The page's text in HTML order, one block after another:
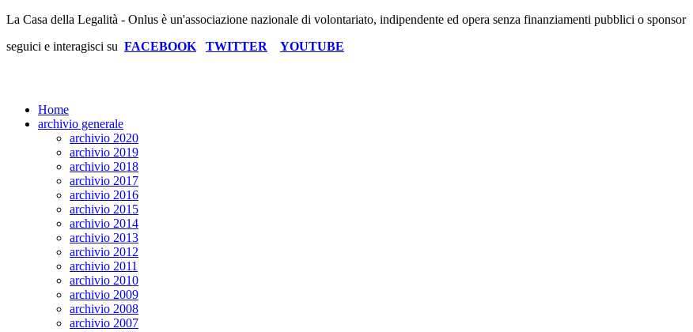
La Casa della Legalità - Onlus è un'associazione nazionale di volontariato, indipendente ed opera senza finanziamenti pubblici o sponsor
seguici e interagisci su FACEBOOK TWITTER YOUTUBE
Home
archivio generale
archivio 2020
archivio 2019
archivio 2018
archivio 2017
archivio 2016
archivio 2015
archivio 2014
archivio 2013
archivio 2012
archivio 2011
archivio 2010
archivio 2009
archivio 2008
archivio 2007